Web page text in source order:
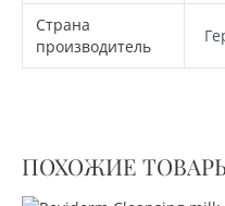
Страна
производитель
ПОХОЖИЕ